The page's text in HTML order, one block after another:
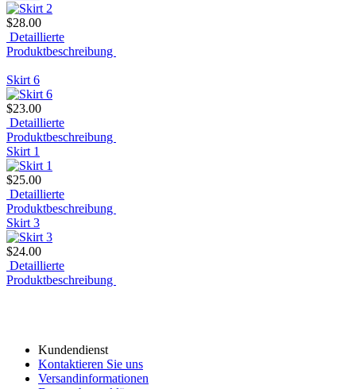
$28.00
Detaillierte
Produktbeschreibung
Skirt 6
$23.00
Detaillierte
Produktbeschreibung
Skirt 1
$25.00
Detaillierte
Produktbeschreibung
Skirt 3
$24.00
Detaillierte
Produktbeschreibung
Kundendienst
Kontaktieren Sie uns
Versandinformationen